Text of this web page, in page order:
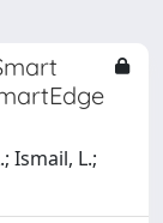
Ismail, L.;